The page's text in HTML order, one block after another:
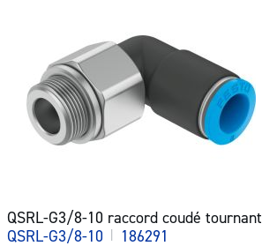
QSRL-G3/8-10 raccord coudé tournant
QSRL-G3/8-10 | 186291